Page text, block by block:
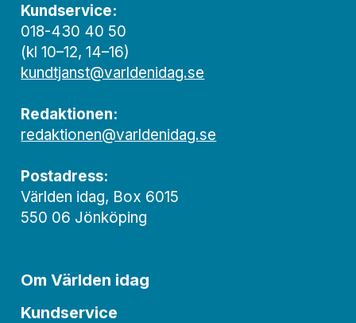
Kundservice:
018-430 40 50
(kl 10–12, 14–16)
kundtjanst@varldenidag.se
Redaktionen:
redaktionen@varldenidag.se
Postadress:
Världen idag, Box 6015
550 06 Jönköping
Om Världen idag
Kundservice